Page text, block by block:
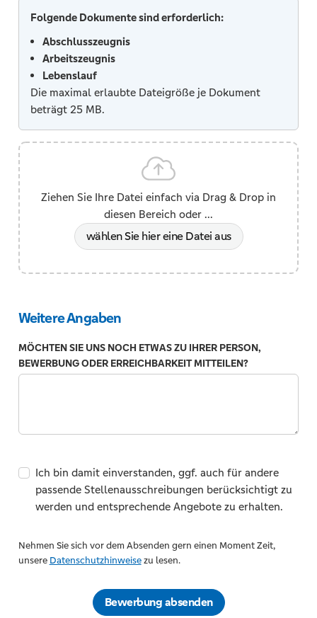
Sie
die
Währung
und
einen
Zeitraum
von
Jahr,
Monat,
Tag
oder
Stunde
dazu
angeben.
Folgende Dokumente sind erforderlich:
Abschlusszeugnis
Arbeitszeugnis
Lebenslauf
Die maximal erlaubte Dateigröße je Dokument
beträgt 25 MB.
Ziehen Sie Ihre Datei einfach via Drag & Drop in
diesen Bereich oder ...
wählen Sie hier eine Datei aus
Weitere Angaben
MÖCHTEN SIE UNS NOCH ETWAS ZU IHRER PERSON,
BEWERBUNG ODER ERREICHBARKEIT MITTEILEN?
Ich bin damit einverstanden, ggf. auch für andere
passende Stellenausschreibungen berücksichtigt zu
werden und entsprechende Angebote zu erhalten.
Nehmen Sie sich vor dem Absenden gern einen Moment Zeit,
unsere Datenschutzhinweisezu lesen.
Bewerbung absenden